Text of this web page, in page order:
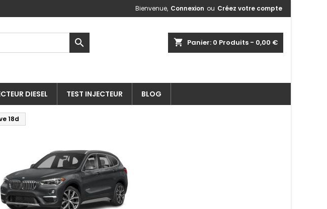
Bienvenue, Connexion ou Créez votre compte
shopping_cart Panier: 0 Produits - 0,00 €

DIESEL TEST INJECTEUR BLOG
18d